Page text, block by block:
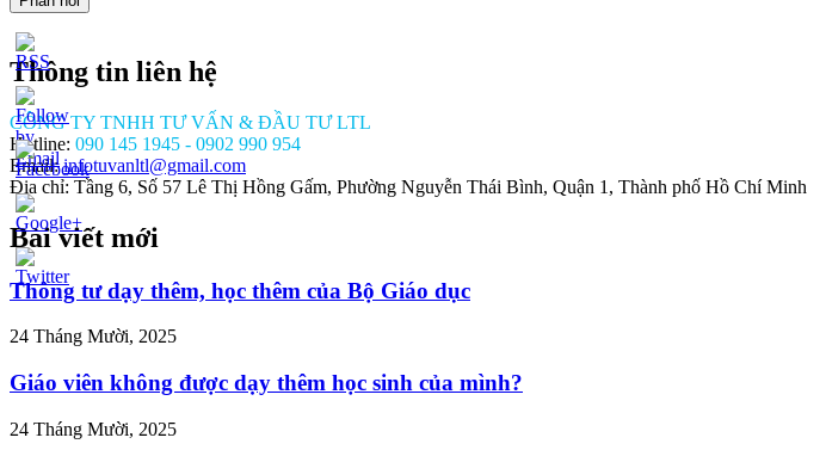
dieu-
Thông tin liên hệ
CÔNG TY TNHH TƯ VẤN & ĐẦU TƯ LTL
Hotline: 090 145 1945 - 0902 990 954
Email:infotuvanltl@gmail.com
Địa chỉ: Tầng 6, Số 57 Lê Thị Hồng Gấm, Phường Nguyễn Thái Bình, Quận 1, Thành phố Hồ Chí Minh
Bài viết mới
Thông tư dạy thêm, học thêm của Bộ Giáo dục
24 Tháng Mười, 2025
Giáo viên không được dạy thêm học sinh của mình?
24 Tháng Mười, 2025